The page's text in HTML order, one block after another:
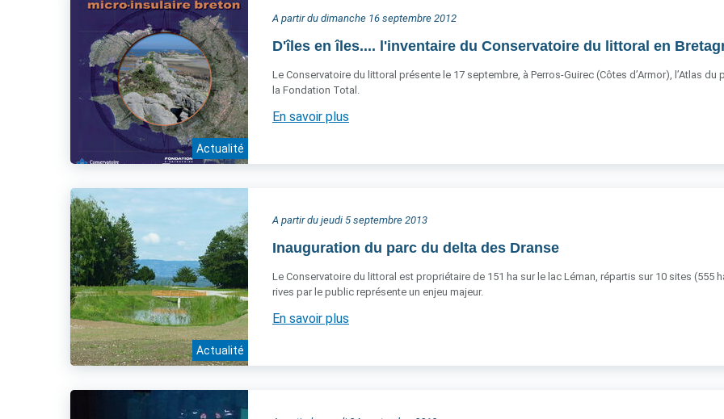
Actualité
A partir du dimanche 16 septembre 2012
D'îles en îles.... l'inventaire du Conservatoire du littoral en
Le Conservatoire du littoral présente le 17 septembre, à Perros-Guirec (Côtes d’Armor), l’Atlas
la Fondation Total.
En savoir plus
Actualité
A partir du jeudi 5 septembre 2013
Inauguration du parc du delta des Dranse
Le Conservatoire du littoral est propriétaire de 151 ha sur le lac Léman, répartis sur 10 sites (555
rives par le public représente un enjeu majeur.
En savoir plus